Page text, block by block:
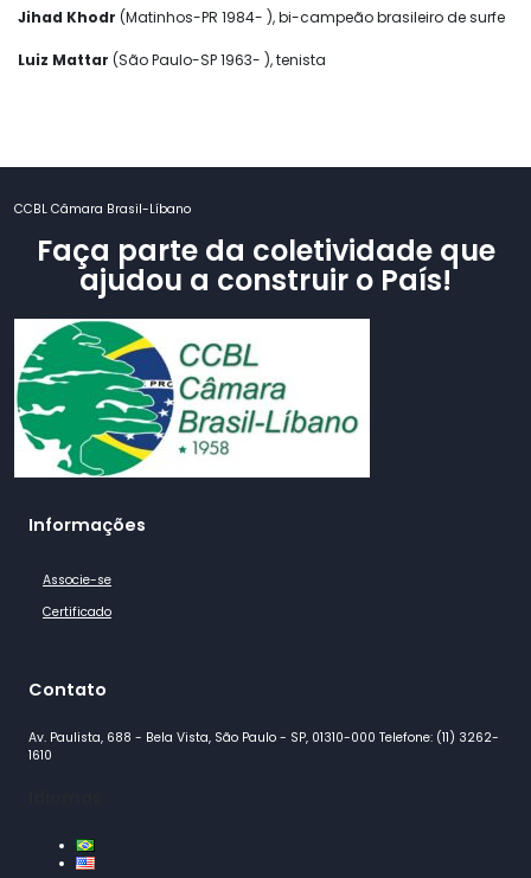
Jihad Khodr (Matinhos-PR 1984- ), bi-campeão brasileiro de surfe
Luiz Mattar (São Paulo-SP 1963- ), tenista
CCBL Câmara Brasil-Líbano
Faça parte da coletividade que
ajudou a construir o País!
Informações
Associe-se
Certificado
Contato
Av. Paulista, 688 - Bela Vista, São Paulo - SP, 01310-000 Telefone: (11) 3262-
1610